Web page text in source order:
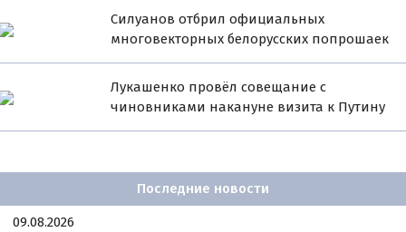
Силуанов отбрил официальных
многовекторных белорусских попрошаек
Лукашенко провёл совещание с
чиновниками накануне визита к Путину
Последние новости
09.08.2026